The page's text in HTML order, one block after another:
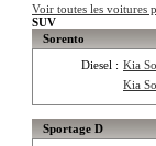
Voir toutes les voitures
SUV
Sorento
Diesel : Kia
Kia
Sportage D